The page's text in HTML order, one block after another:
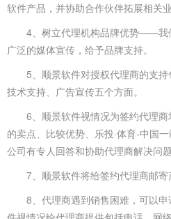
软件产品，并协助合作伙伴拓展相关业
4、树立代理机构品牌优势——我
广泛的媒体宣传，给予品牌支持。
5、顺景软件对授权代理商的支持
技术支持、广告宣传五个方面。
6、顺景软件视情况为签约代理
的卖点、比较优势、乐投·体育-中国
公司有专人回答和协助代理商解决问题
7、顺景软件将给签约代理商邮寄
8、代理商遇到销售困难，可以